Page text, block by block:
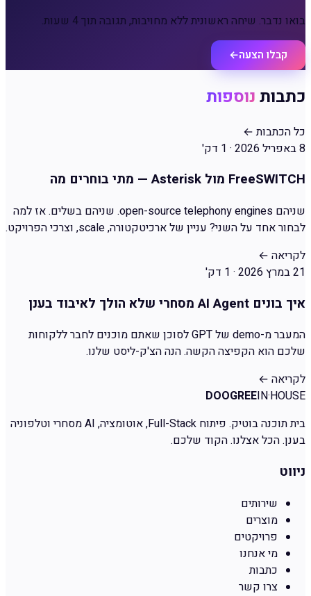
בואו נדבר. שיחה ראשונית ללא מחויבות, תגובה תוך 4 שעות.
קבלו הצעה←
כתבות נוספות
כל הכתבות ←
8 באפריל 2026
· 1 דק'
FreeSWITCH מול Asterisk — מתי בוחרים מה
שניהם open-source telephony engines. שניהם בשלים. אז למה
לבחור אחד על השני? עניין של ארכיטקטורה, scale, וצרכי הפרויקט.
לקריאה ←
21 במרץ 2026
· 1 דק'
איך בונים AI Agent מסחרי שלא הולך לאיבוד בענן
המעבר מ-demo של GPT לסוכן שאתם מוכנים לחבר ללקוחות
שלכם הוא הקפיצה הקשה. הנה הצ'ק-ליסט שלנו.
לקריאה ←
DOOGREEIN·HOUSE
בית תוכנה בוטיק. פיתוח Full-Stack, אוטומציה, AI מסחרי וטלפוניה
בענן. הכל אצלנו. הקוד שלכם.
ניווט
שירותים
מוצרים
פרויקטים
מי אנחנו
כתבות
צרו קשר